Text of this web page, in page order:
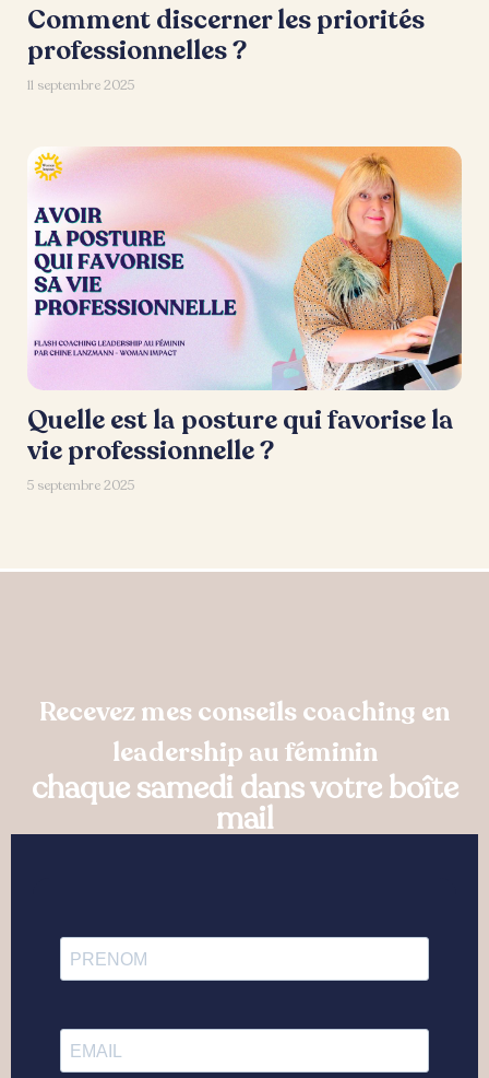
Comment discerner les priorités
professionnelles ?
11 septembre 2025
Quelle est la posture qui favorise la
vie professionnelle ?
5 septembre 2025
Recevez mes conseils coaching en
leadership au féminin
chaque samedi dans votre boîte
mail